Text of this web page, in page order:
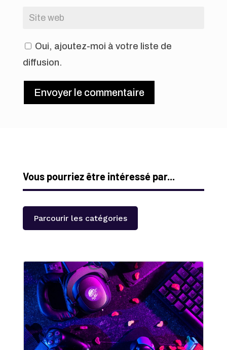
Oui, ajoutez-moi à votre liste de
diffusion.
Envoyer le commentaire
Vous pourriez être intéressé par...
Parcourir les catégories